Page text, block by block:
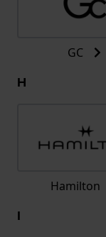
GC
H
Hamilton
I